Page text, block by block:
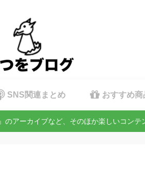
SNS関連まとめ おすすめ商
アーカイブなど、そのほか楽しいコン